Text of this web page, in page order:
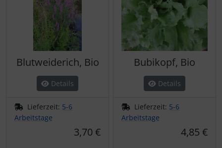
Blutweiderich, Bio
Details
Lieferzeit: 5-6
Arbeitstage
3,70 €
Bubikopf, Bio
Details
Lieferzeit: 5-6
Arbeitstage
4,85 €